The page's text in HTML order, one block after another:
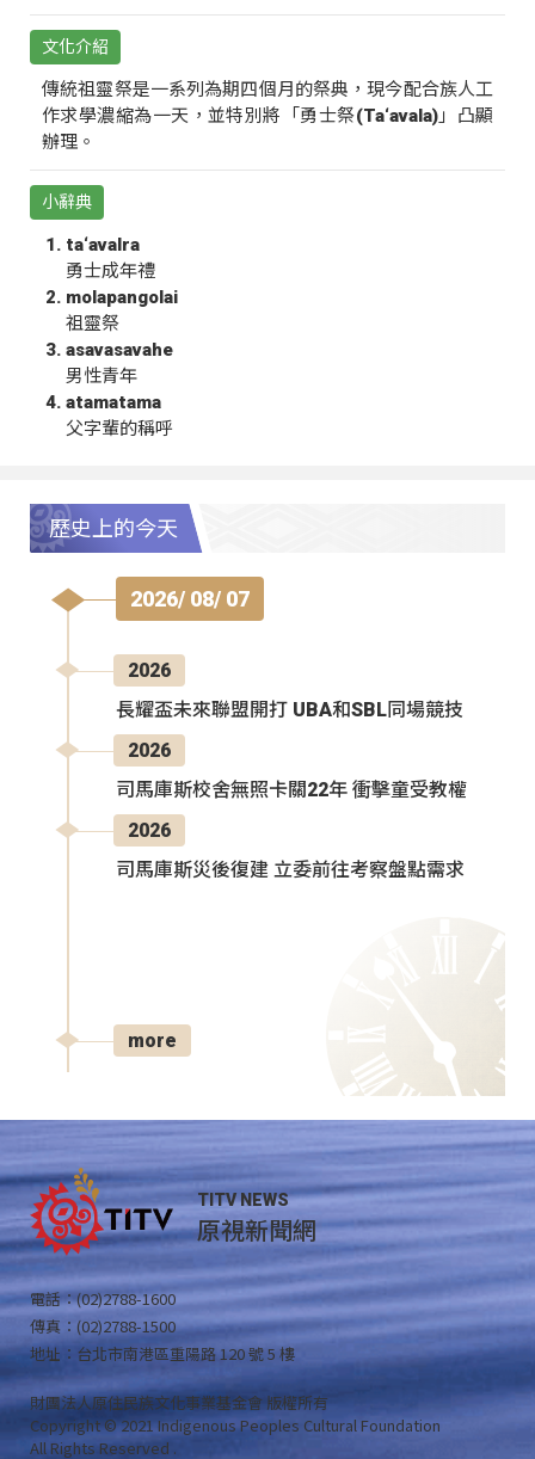
文化介紹
傳統祖靈祭是一系列為期四個月的祭典，現今配合族人工
作求學濃縮為一天，並特別將「勇士祭(Ta‘avala)」凸顯
辦理。
小辭典
ta‘avalra
勇士成年禮
molapangolai
祖靈祭
asavasavahe
男性青年
atamatama
父字輩的稱呼
歷史上的今天
2026/ 08/ 07
2026
長耀盃未來聯盟開打 UBA和SBL同場競技
2026
司馬庫斯校舍無照卡關22年 衝擊童受教權
2026
司馬庫斯災後復建 立委前往考察盤點需求
more
TITV NEWS
原視新聞網
電話：(02)2788-1600
傳真：(02)2788-1500
地址：台北市南港區重陽路 120 號 5 樓
財團法人原住民族文化事業基金會 版權所有
Copyright © 2021 Indigenous Peoples Cultural Foundation
All Rights Reserved .